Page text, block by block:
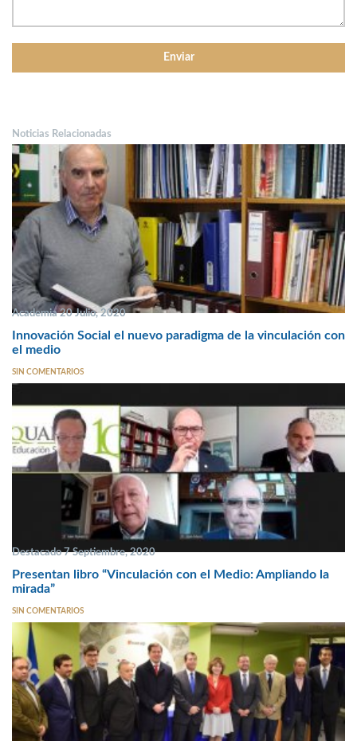
Noticias Relacionadas
Academia 20 Julio, 2020
Innovación Social el nuevo paradigma de la vinculación con
el medio
SIN COMENTARIOS
Destacado 7 Septiembre, 2020
Presentan libro “Vinculación con el Medio: Ampliando la
mirada”
SIN COMENTARIOS